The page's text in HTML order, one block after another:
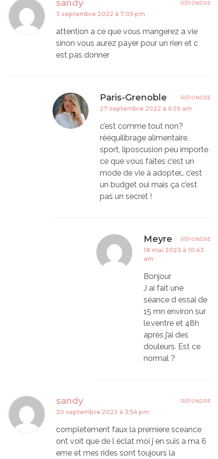
sandy
3 septembre 2022 à 7:05 pm
attention a ce que vous mangerez a vie
sinon vous aurez payer pour un rien et c
est pas donner
RÉPONDRE
Paris-Grenoble
27 septembre 2022 à 6:59 am
c’est comme tout non?
rééquilibrage alimentaire,
sport, liposcusion peu importe
ce que vous faites c’est un
mode de vie à adopter… c’est
un budget oui mais ça c’est
pas un secret !
RÉPONDRE
Meyre
18 mai 2023 à 10:43
am
Bonjour
J ai fait une
séance d essai de
15 mn environ sur
le.ventre et 48h
après j’ai des
douleurs. Est ce
normal ?
RÉPONDRE
sandy
20 septembre 2022 à 3:54 pm
completement faux la premiere sceance
ont voit que de l éclat moi j en suis a ma 6
eme et mes rides sont toujours la
RÉPONDRE